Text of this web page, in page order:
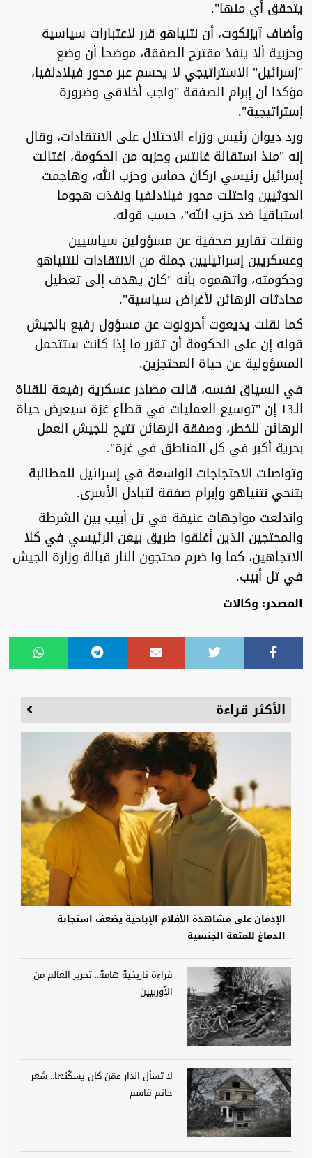
يتحقق أي منها".
وأضاف آيزنكوت، أن نتنياهو قرر لاعتبارات سياسية
وحزبية ألا ينفذ مقترح الصفقة، موضحا أن وضع
"إسرائيل" الاستراتيجي لا يحسم عبر محور فيلادلفيا،
مؤكدا أن إبرام الصفقة "واجب أخلاقي وضرورة
إستراتيجية".
ورد ديوان رئيس وزراء الاحتلال على الانتقادات، وقال
إنه "منذ استقالة غانتس وحزبه من الحكومة، اغتالت
إسرائيل رئيسي أركان حماس وحزب الله، وهاجمت
الحوثيين واحتلت محور فيلادلفيا ونفذت هجوما
استباقيا ضد حزب الله"، حسب قوله.
ونقلت تقارير صحفية عن مسؤولين سياسيين
وعسكريين إسرائيليين جملة من الانتقادات لنتنياهو
وحكومته، واتهموه بأنه "كان يهدف إلى تعطيل
محادثات الرهائن لأغراض سياسية".
كما نقلت يديعوت أحرونوت عن مسؤول رفيع بالجيش
قوله إن على الحكومة أن تقرر ما إذا كانت ستتحمل
المسؤولية عن حياة المحتجزين.
في السياق نفسه، قالت مصادر عسكرية رفيعة للقناة
الـ13 إن "توسيع العمليات في قطاع غزة سيعرض حياة
الرهائن للخطر، وصفقة الرهائن تتيح للجيش العمل
بحرية أكبر في كل المناطق في غزة".
وتواصلت الاحتجاجات الواسعة في إسرائيل للمطالبة
بتنحي نتنياهو وإبرام صفقة لتبادل الأسرى.
واندلعت مواجهات عنيفة في تل أبيب بين الشرطة
والمحتجين الذين أغلقوا طريق بيغن الرئيسي في كلا
الاتجاهين، كما وأ ضرم محتجون النار قبالة وزارة الجيش
في تل أبيب.
المصدر: وكالات
الأكثر قراءة
الإدمان على مشاهدة الأفلام الإباحية يضعف استجابة
الدماغ للمتعة الجنسية
قراءة تاريخية هامة.. تحرير العالم من
الأوربيين
لا تسأل الدار عمّن كان يسكُنها.. شعر
حاتم قاسم